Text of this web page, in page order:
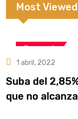
Most Viewed
Economía
1 abril, 2022
Suba del
que no